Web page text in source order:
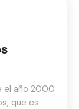
el año 2000
que es